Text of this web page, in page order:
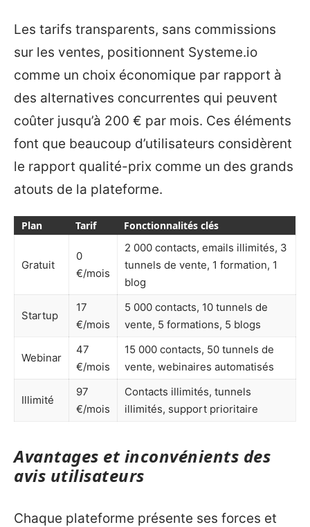
Les tarifs transparents, sans commissions
sur les ventes, positionnent Systeme.io
comme un choix économique par rapport à
des alternatives concurrentes qui peuvent
coûter jusqu’à 200 € par mois. Ces éléments
font que beaucoup d’utilisateurs considèrent
le rapport qualité-prix comme un des grands
atouts de la plateforme.
Plan Tarif Fonctionnalités clés
Gratuit
0
€/mois
2 000 contacts, emails illimités, 3
tunnels de vente, 1 formation, 1
blog
Startup
17
€/mois
5 000 contacts, 10 tunnels de
vente, 5 formations, 5 blogs
Webinar
47
€/mois
15 000 contacts, 50 tunnels de
vente, webinaires automatisés
Illimité
97
€/mois
Contacts illimités, tunnels
illimités, support prioritaire
Avantages et inconvénients des
avis utilisateurs
Chaque plateforme présente ses forces et